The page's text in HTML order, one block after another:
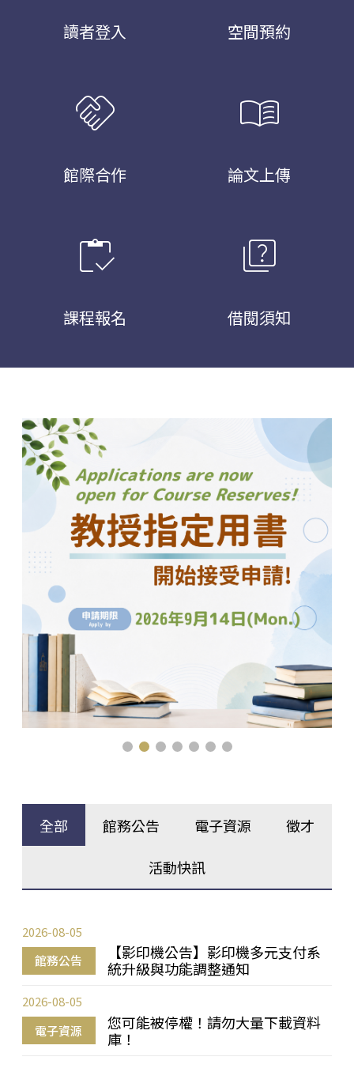
讀者登入 空間預約
handshake
館際合作
menu_book
論文上傳
inventory
課程報名
quiz
借閱須知
全部 館務公告 電子資源 徵才
活動快訊
館務公告
【影印機公告】影印機多元支付系
統升級與功能調整通知
2026-08-05
電子資源
您可能被停權！請勿大量下載資料
庫！
2026-08-05